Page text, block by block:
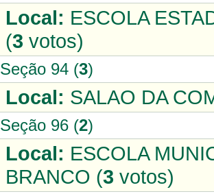
Local: ESCOLA
(3 votos)
Seção 94 (3)
Local: SALAO DA
Seção 96 (2)
Local: ESCOLA
BRANCO (3 votos)